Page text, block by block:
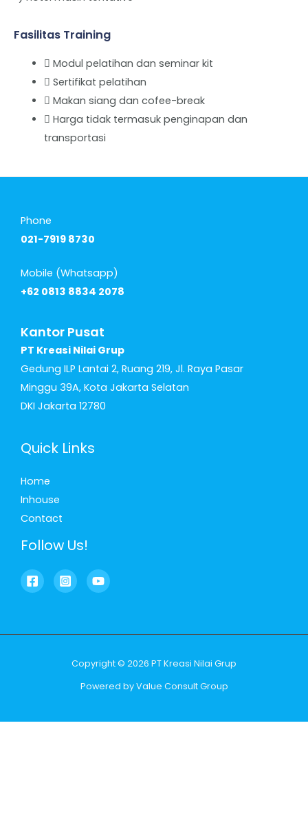
Fasilitas Training
Modul pelatihan dan seminar kit
Sertifikat pelatihan
Makan siang dan cofee-break
Harga tidak termasuk penginapan dan
transportasi
Phone
021-7919 8730
Mobile (Whatsapp)
+62 0813 8834 2078
Kantor Pusat
PT Kreasi Nilai Grup
Gedung ILP Lantai 2, Ruang 219, Jl. Raya Pasar
Minggu 39A, Kota Jakarta Selatan
DKI Jakarta 12780
Quick Links
Home
Inhouse
Contact
Follow Us!
Copyright © 2026 PT Kreasi Nilai Grup
Powered by Value Consult Group